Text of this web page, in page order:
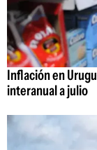
Inflación en
interanual a julio